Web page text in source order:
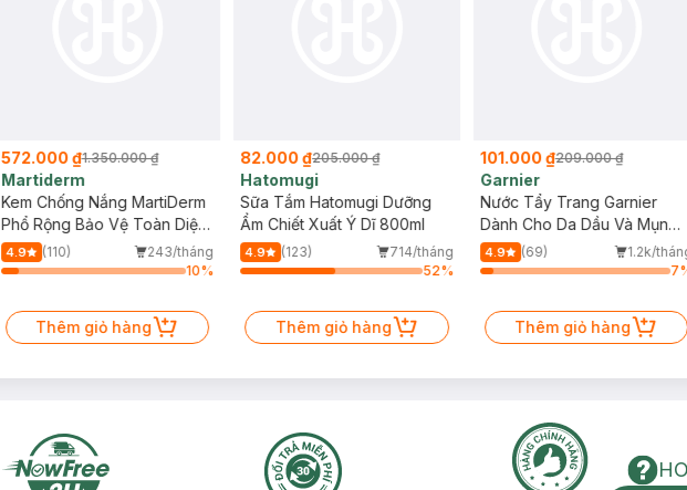
572.000 ₫1.350.000 ₫
Martiderm
Kem Chống Nắng MartiDerm
Phổ Rộng Bảo Vệ Toàn Diện
40ml
4.9 (110)
243/tháng
10%
Thêm giỏ hàng
82.000 ₫205.000 ₫
Hatomugi
Sữa Tắm Hatomugi Dưỡng
Ẩm Chiết Xuất Ý Dĩ 800ml
4.9 (123)
714/tháng
52%
Thêm giỏ hàng
101.000 ₫209.000 ₫
Garnier
Nước Tẩy Trang Garnier
Dành Cho Da Dầu Và Mụn
400ml (Mới)
4.9 (69)
1.2k/
7
Thêm giỏ hàng